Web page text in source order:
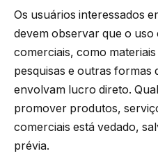
Os usuários interessados
devem observar que o uso
comerciais, como
pesquisas e outras formas
envolvam lucro direto.
promover produtos,
comerciais está vedado,
prévia.